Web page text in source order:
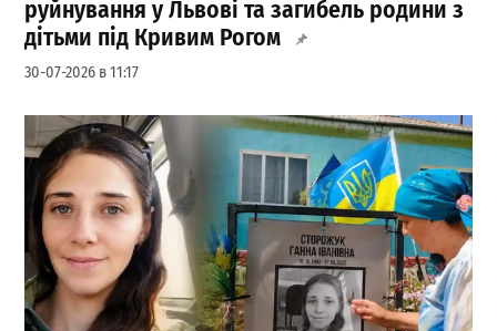
руйнування у Львові та загибель родини з
дітьми під Кривим Рогом
30-07-2026 в 11:17